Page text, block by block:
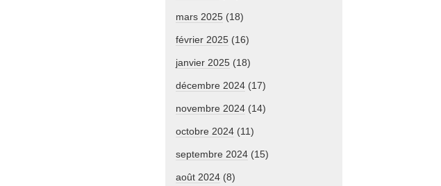
mars 2025 (18)
février 2025 (16)
janvier 2025 (18)
décembre 2024 (17)
novembre 2024 (14)
octobre 2024 (11)
septembre 2024 (15)
août 2024 (8)